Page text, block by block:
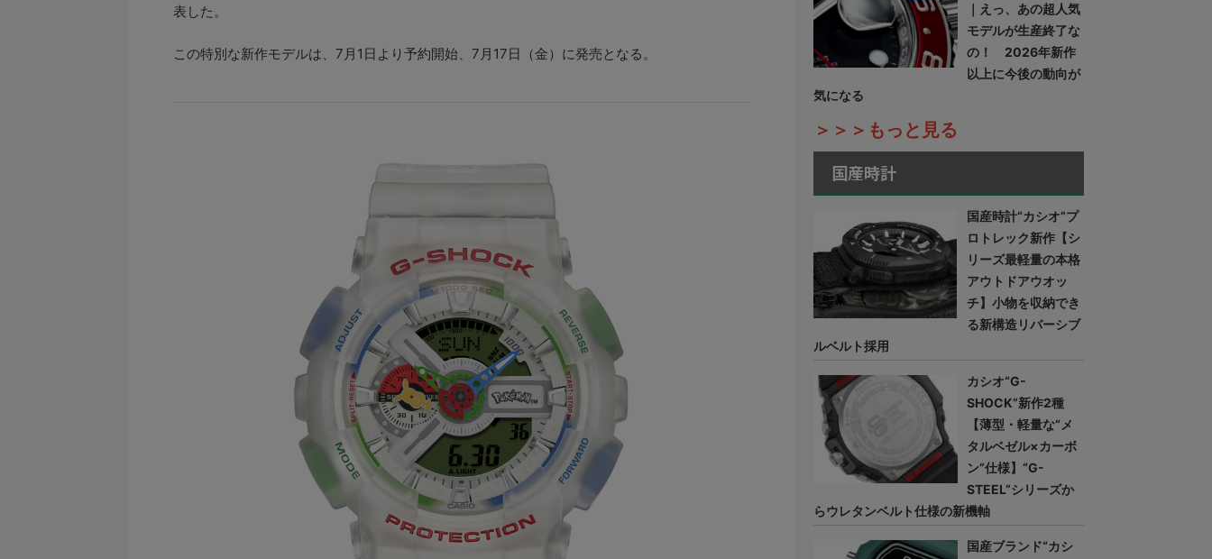
表した。
この特別な新作モデルは、7月1日より予約開始、7月17日（金）に発売となる。
｜えっ、あの超人気
モデルが生産終了な
の！ 2026年新作
以上に今後の動向が
気になる
＞＞＞もっと見る
国産時計
国産時計“カシオ”プ
ロトレック新作【シ
リーズ最軽量の本格
アウトドアウオッ
チ】小物を収納でき
る新構造リバーシブ
ルベルト採用
カシオ“G-
SHOCK”新作2種
【薄型・軽量な“メ
タルベゼル×カーボ
ン”仕様】“G-
STEEL”シリーズか
らウレタンベルト仕様の新機軸
国産ブランド“カシ